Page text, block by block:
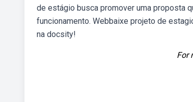
de estágio busca promover uma proposta
funcionamento. Webbaixe projeto de
na docsity!
For